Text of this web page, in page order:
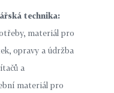
technika:
materiál pro
opravy a údržba
a
materiál pro